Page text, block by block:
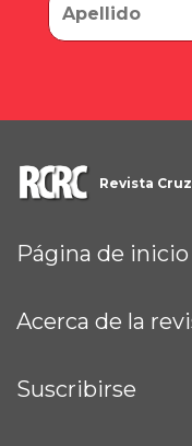
Revista
Página de inicio
Acerca de la
Suscribirse